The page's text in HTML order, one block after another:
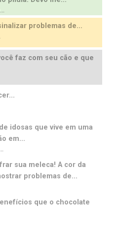
problemas de...
faz com seu cão e que
idosas que vive em uma
em...
sua meleca! A cor da
problemas de...
que o chocolate